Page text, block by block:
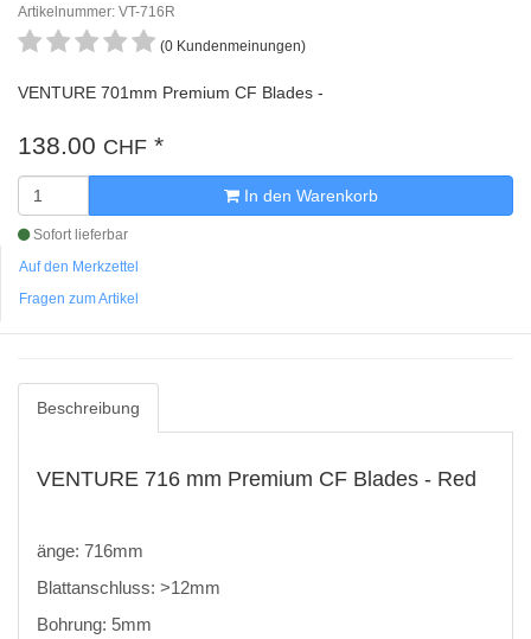
Artikelnummer: VT-716R
(0 Kundenmeinungen)
VENTURE 701mm Premium CF Blades -
138.00 CHF *
In den Warenkorb
Sofort lieferbar
Auf den Merkzettel
Fragen zum Artikel
Beschreibung
VENTURE 716 mm Premium CF Blades - Red
änge: 716mm
Blattanschluss: >12mm
Bohrung: 5mm